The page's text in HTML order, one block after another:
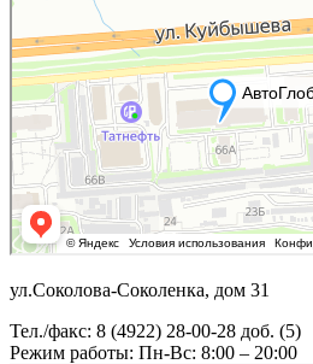
ул.Соколова-Соколенка, дом 31
Тел./факс: 8 (4922) 28-00-28 доб. (5)
Режим работы: Пн-Вс: 8:00 – 20:00